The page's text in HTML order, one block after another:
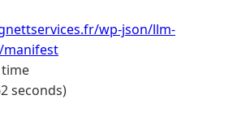
wp-json/llm-
seconds)